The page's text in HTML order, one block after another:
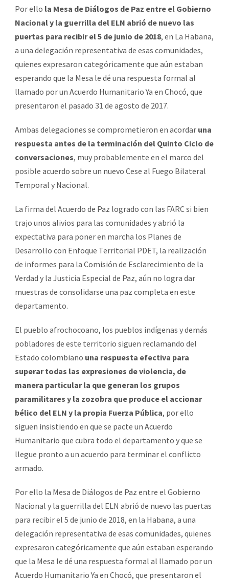
Por ello la Mesa de Diálogos de Paz entre el Gobierno
Nacional y la guerrilla del ELN abrió de nuevo las
puertas para recibir el 5 de junio de 2018, en La Habana,
a una delegación representativa de esas comunidades,
quienes expresaron categóricamente que aún estaban
esperando que la Mesa le dé una respuesta formal al
llamado por un Acuerdo Humanitario Ya en Chocó, que
presentaron el pasado 31 de agosto de 2017.
Ambas delegaciones se comprometieron en acordar una
respuesta antes de la terminación del Quinto Ciclo de
conversaciones, muy probablemente en el marco del
posible acuerdo sobre un nuevo Cese al Fuego Bilateral
Temporal y Nacional.
La firma del Acuerdo de Paz logrado con las FARC si bien
trajo unos alivios para las comunidades y abrió la
expectativa para poner en marcha los Planes de
Desarrollo con Enfoque Territorial PDET, la realización
de informes para la Comisión de Esclarecimiento de la
Verdad y la Justicia Especial de Paz, aún no logra dar
muestras de consolidarse una paz completa en este
departamento.
El pueblo afrochocoano, los pueblos indígenas y demás
pobladores de este territorio siguen reclamando del
Estado colombiano una respuesta efectiva para
superar todas las expresiones de violencia, de
manera particular la que generan los grupos
paramilitares y la zozobra que produce el accionar
bélico del ELN y la propia Fuerza Pública, por ello
siguen insistiendo en que se pacte un Acuerdo
Humanitario que cubra todo el departamento y que se
llegue pronto a un acuerdo para terminar el conflicto
armado.
Por ello la Mesa de Diálogos de Paz entre el Gobierno
Nacional y la guerrilla del ELN abrió de nuevo las puertas
para recibir el 5 de junio de 2018, en la Habana, a una
delegación representativa de esas comunidades, quienes
expresaron categóricamente que aún estaban esperando
que la Mesa le dé una respuesta formal al llamado por un
Acuerdo Humanitario Ya en Chocó, que presentaron el